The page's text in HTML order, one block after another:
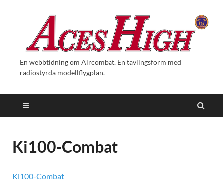
En webbtidning om Aircombat. En tävlingsform med
radiostyrda modellflygplan.
Ki100-Combat
Ki100-Combat